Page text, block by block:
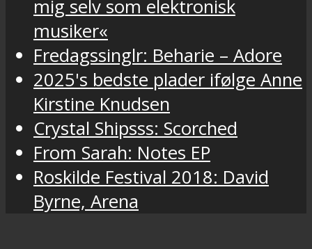
mig selv som elektronisk
musiker«
Fredagssinglr: Beharie – Adore
2025's bedste plader ifølge Anne
Kirstine Knudsen
Crystal Shipsss: Scorched
From Sarah: Notes EP
Roskilde Festival 2018: David
Byrne, Arena